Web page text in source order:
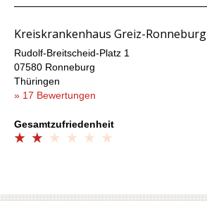
Kreiskrankenhaus Greiz-Ronneburg
Rudolf-Breitscheid-Platz 1
07580 Ronneburg
Thüringen
» 17 Bewertungen
Gesamtzufriedenheit